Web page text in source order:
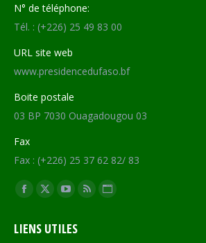
N° de téléphone:
Tél. : (+226) 25 49 83 00
URL site web
www.presidencedufaso.bf
Boite postale
03 BP 7030 Ouagadougou 03
Fax
Fax : (+226) 25 37 62 82/ 83
Trouvez nous sur :
Facebook
opens
X
opens
YouTube
opens
RSS Site
LIENS UTILES